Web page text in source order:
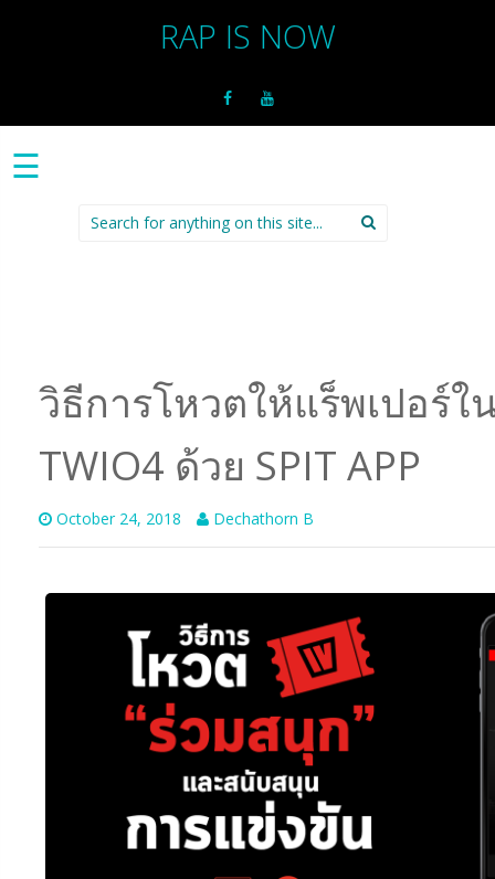
RAP IS NOW
☰
Search
for:
วิธีการโหวตให้แร็พเปอร์
TWIO4 ด้วย SPIT APP
October 24, 2018 Dechathorn B